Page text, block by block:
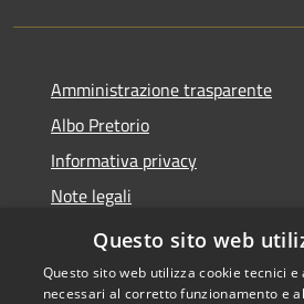
Amministrazione trasparente
Albo Pretorio
Informativa privacy
Note legali
Dichiarazione di accessibilità
Questo sito web
Questo sito web utilizza cookie tecnici
necessari al corretto funzionamento e